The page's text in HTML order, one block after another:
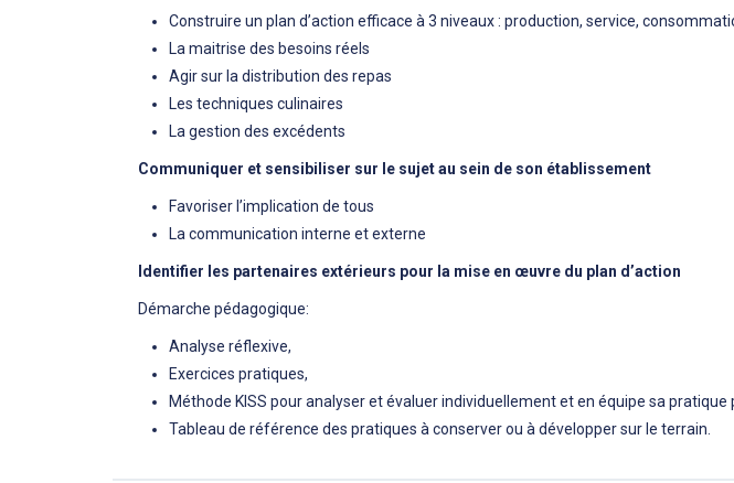
Construire un plan d’action efficace à 3 niveaux : production, service,
La maitrise des besoins réels
Agir sur la distribution des repas
Les techniques culinaires
La gestion des excédents
Communiquer et sensibiliser sur le sujet au sein de son établissement
Favoriser l’implication de tous
La communication interne et externe
Identifier les partenaires extérieurs pour la mise en œuvre du plan d’action
Démarche pédagogique:
Analyse réflexive,
Exercices pratiques,
Méthode KISS pour analyser et évaluer individuellement et en équipe sa pratique
Tableau de référence des pratiques à conserver ou à développer sur le terrain.